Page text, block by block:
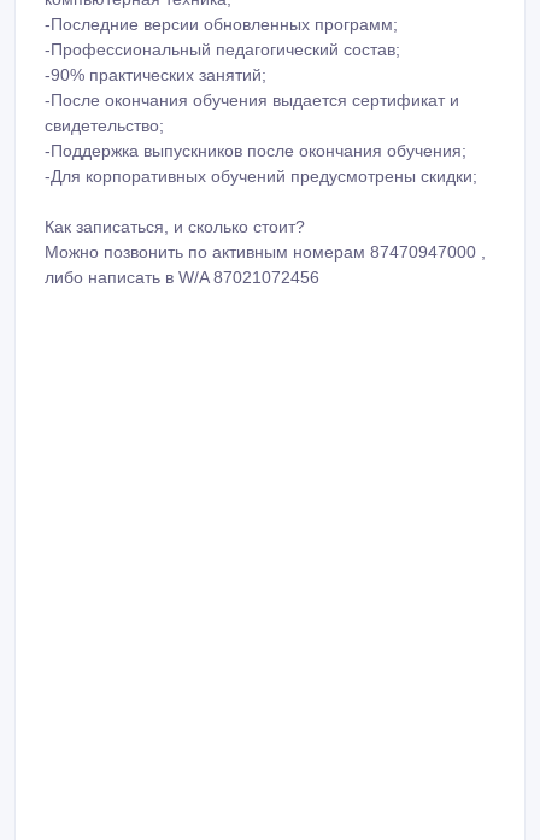
-Последние версии обновленных программ;
-Профессиональный педагогический состав;
-90% практических занятий;
-После окончания обучения выдается сертификат и
свидетельство;
-Поддержка выпускников после окончания обучения;
-Для корпоративных обучений предусмотрены скидки;
Как записаться, и сколько стоит?
Можно позвонить по активным номерам 87470947000 ,
либо написать в W/A 87021072456